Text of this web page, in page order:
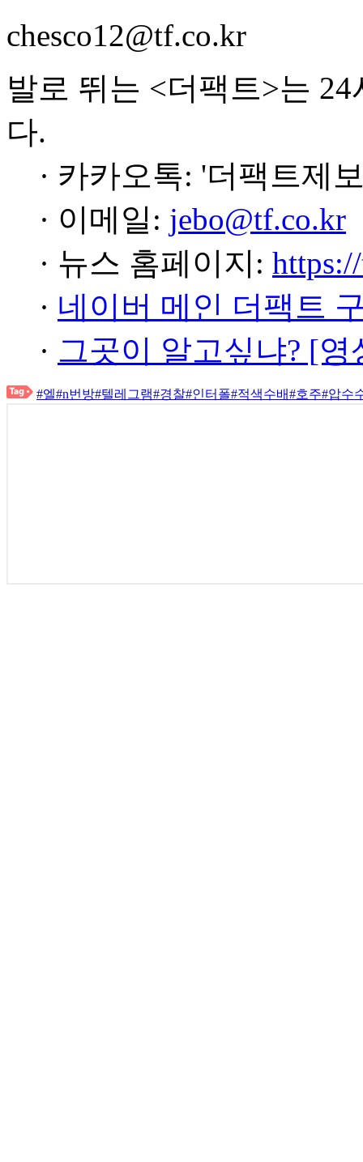
chesco12@tf.co.kr
발로 뛰는 <더팩트>는
다.
· 카카오톡: '더팩트제
· 이메일: jebo@tf.co.kr
· 뉴스 홈페이지:
· 네이버 메인 더팩트
· 그곳이 알고싶냐? [
#엘#n번방#텔레그램#경찰#인터폴#적색수배#호주#압수